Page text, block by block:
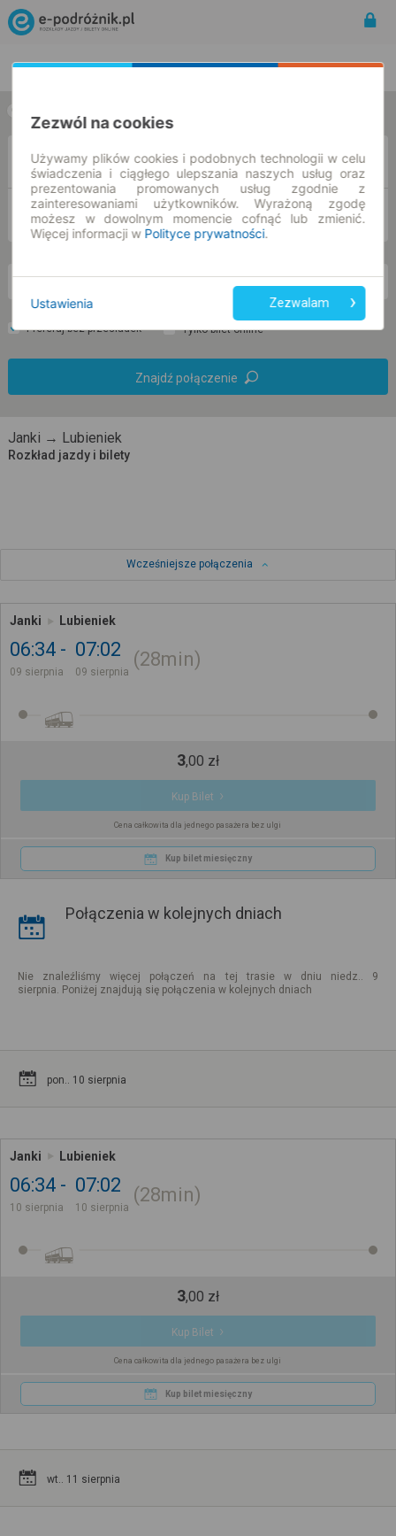
w jedną stronę
Z
DO
-- : --
Preferuj bez przesiadek Tylko bilet online
Znajdź połączenie
Janki → Lubieniek
Rozkład jazdy i bilety
Wcześniejsze połączenia
Janki Lubieniek
06:34
09 sierpnia
07:02
09 sierpnia
28min
3,00 zł
Kup Bilet
Cena całkowita dla jednego pasażera bez ulgi
Kup bilet miesięczny
Połączenia w kolejnych dniach
Nie znaleźliśmy więcej połączeń na tej trasie w dniu niedz.. 9
sierpnia. Poniżej znajdują się połączenia w kolejnych dniach
pon.. 10 sierpnia
Janki Lubieniek
06:34
10 sierpnia
07:02
10 sierpnia
28min
3,00 zł
Kup Bilet
Cena całkowita dla jednego pasażera bez ulgi
Kup bilet miesięczny
wt.. 11 sierpnia
Zezwól na cookies
Używamy plików cookies i podobnych technologii w celu
świadczenia i ciągłego ulepszania naszych usług oraz
prezentowania promowanych usług zgodnie z
zainteresowaniami użytkowników. Wyrażoną zgodę
możesz w dowolnym momencie cofnąć lub zmienić.
Więcej informacji w Polityce prywatności.
Ustawienia Zezwalam